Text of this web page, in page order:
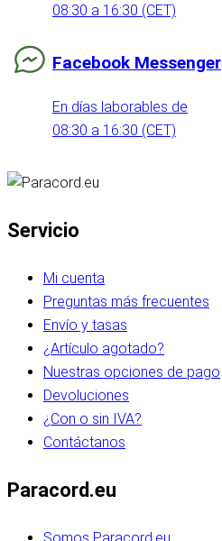
08:30 a 16:30 (CET)
Facebook Messenger
En días laborables de
08:30 a 16:30 (CET)
Servicio
Mi cuenta
Preguntas más frecuentes
Envío y tasas
¿Artículo agotado?
Nuestras opciones de pago
Devoluciones
¿Con o sin IVA?
Contáctanos
Paracord.eu